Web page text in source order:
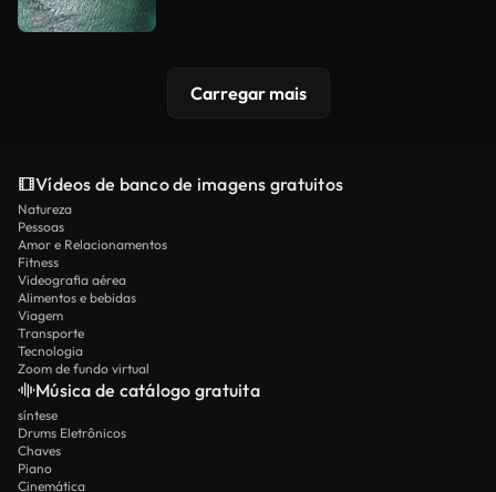
Carregar mais
Vídeos de banco de imagens gratuitos
Natureza
Pessoas
Amor e Relacionamentos
Fitness
Videografia aérea
Alimentos e bebidas
Viagem
Transporte
Tecnologia
Zoom de fundo virtual
Música de catálogo gratuita
síntese
Drums Eletrônicos
Chaves
Piano
Cinemática